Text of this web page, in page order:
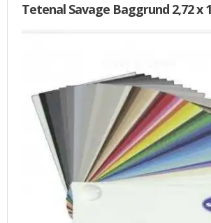
Tetenal Savage Baggrund 2,72 x